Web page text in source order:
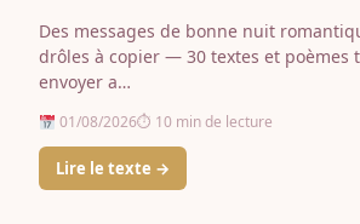
Des messages de bonne nuit
drôles à copier — 30 textes et poèmes
envoyer a…
01/08/2026⏱ 10 min de lecture
Lire le texte →